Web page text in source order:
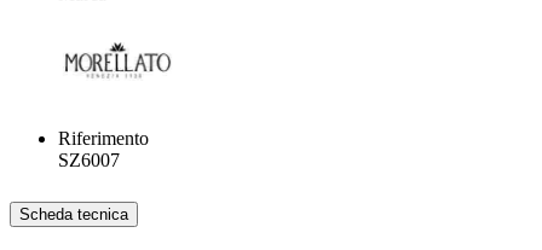
Riferimento
SZ6007
Scheda tecnica